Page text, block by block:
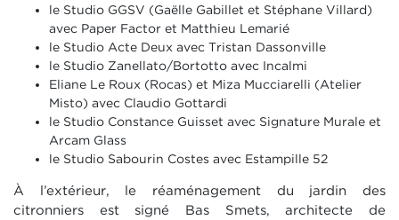
le Studio GGSV (Gaëlle Gabillet et Stéphane Villard)
avec Paper Factor et Matthieu Lemarié
le Studio Acte Deux avec Tristan Dassonville
le Studio Zanellato/Bortotto avec Incalmi
Eliane Le Roux (Rocas) et Miza Mucciarelli (Atelier
Misto) avec Claudio Gottardi
le Studio Constance Guisset avec Signature Murale et
Arcam Glass
le Studio Sabourin Costes avec Estampille 52
À l’extérieur, le réaménagement du jardin des
citronniers est signé Bas Smets, architecte de